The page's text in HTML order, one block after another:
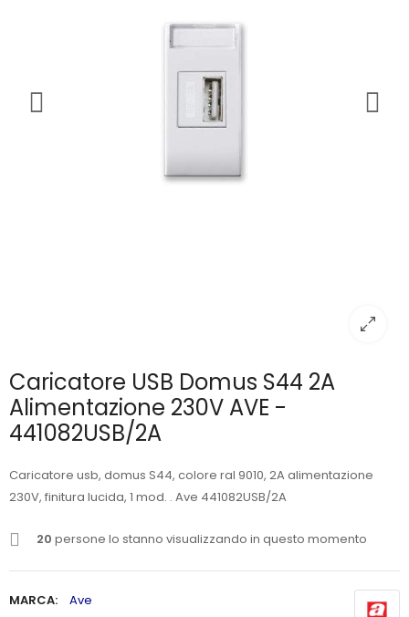
Caricatore USB Domus S44 2A
Alimentazione 230V AVE -
441082USB/2A
Caricatore usb, domus S44, colore ral 9010, 2A alimentazione
230V, finitura lucida, 1 mod. . Ave 441082USB/2A
20 persone lo stanno visualizzando in questo momento
MARCA:
Ave